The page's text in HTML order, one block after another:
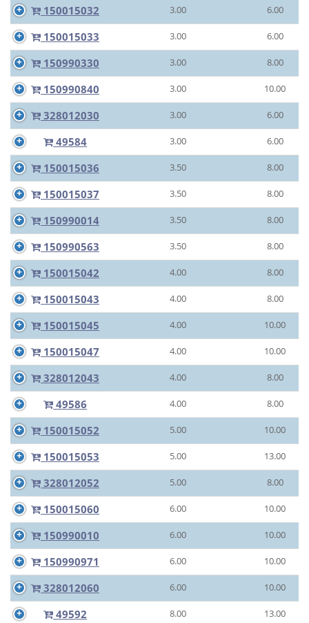
150015032 3.00 6.00
150015033 3.00 6.00
150990330 3.00 8.00
150990840 3.00 10.00
328012030 3.00 6.00
49584 3.00 6.00
150015036 3.50 8.00
150015037 3.50 8.00
150990014 3.50 8.00
150990563 3.50 8.00
150015042 4.00 8.00
150015043 4.00 8.00
150015045 4.00 10.00
150015047 4.00 10.00
328012043 4.00 8.00
49586 4.00 8.00
150015052 5.00 10.00
150015053 5.00 13.00
328012052 5.00 8.00
150015060 6.00 10.00
150990010 6.00 10.00
150990971 6.00 10.00
328012060 6.00 10.00
49592 8.00
13.00